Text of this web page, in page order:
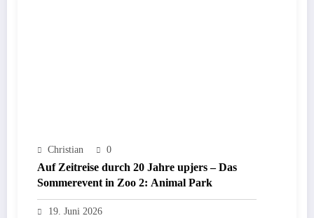
Christian 0
Auf Zeitreise durch 20 Jahre upjers – Das
Sommerevent in Zoo 2: Animal Park
19. Juni 2026